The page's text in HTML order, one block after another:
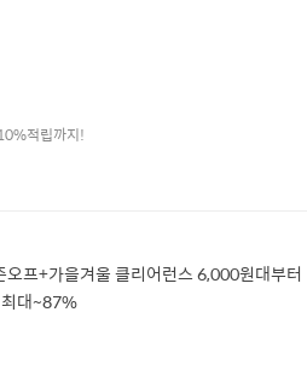
적립까지!
프+가을겨울 클리어런스 6,000원대부터
대~87%